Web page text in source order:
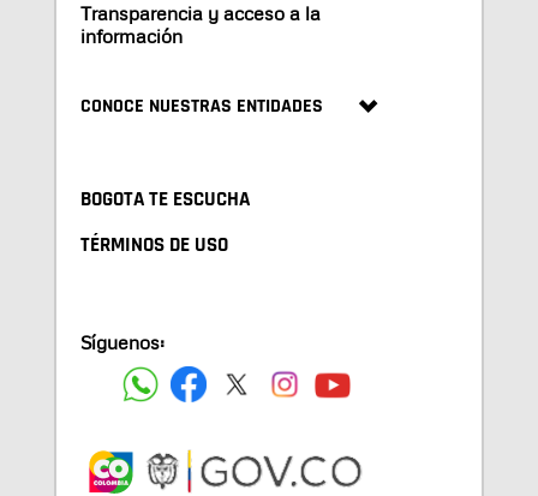
Transparencia y acceso a la
información
CONOCE NUESTRAS ENTIDADES
BOGOTA TE ESCUCHA
TÉRMINOS DE USO
Síguenos: